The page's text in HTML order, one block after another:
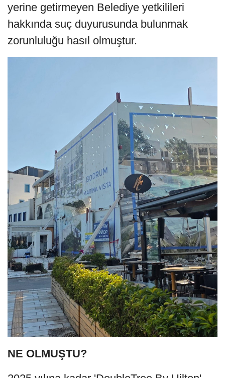
yerine getirmeyen Belediye yetkilileri
hakkında suç duyurusunda bulunmak
zorunluluğu hasıl olmuştur.
NE OLMUŞTU?